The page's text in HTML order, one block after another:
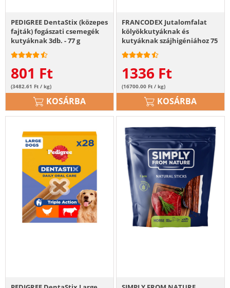
PEDIGREE DentaStix (közepes
fajták) fogászati csemegék
kutyáknak 3db. - 77 g
801 Ft
(3482.61 Ft / kg)
KOSÁRBA
FRANCODEX Jutalomfalat
kölyökkutyáknak és
kutyáknak szájhigéniához 75
g
1336 Ft
(16700.00 Ft / kg)
KOSÁRBA